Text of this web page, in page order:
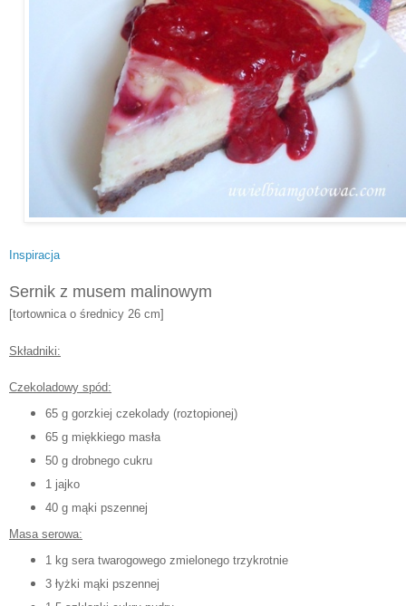
Inspiracja
Sernik z musem malinowym
[tortownica o średnicy 26 cm]
Składniki:
Czekoladowy spód:
65 g gorzkiej czekolady (roztopionej)
65 g miękkiego masła
50 g drobnego cukru
1 jajko
40 g mąki pszennej
Masa serowa:
1 kg sera twarogowego zmielonego trzykrotnie
3 łyżki mąki pszennej